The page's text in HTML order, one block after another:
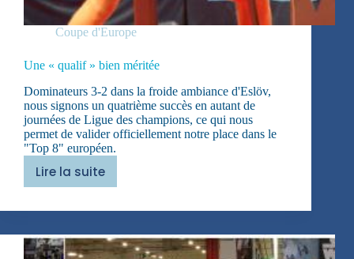
Coupe d'Europe
Une « qualif » bien méritée
Dominateurs 3-2 dans la froide ambiance d'Eslöv,
nous signons un quatrième succès en autant de
journées de Ligue des champions, ce qui nous
permet de valider officiellement notre place dans le
"Top 8" européen.
Lire la suite
Une
bien
méritée